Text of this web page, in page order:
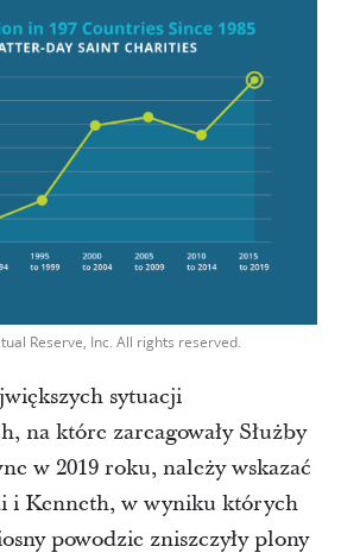
Reserve, Inc. All rights reserved.
sytuacji
na które zareagowały Służby
w 2019 roku, należy wskazać
i Kenneth, w wyniku których
powodzie zniszczyły plony